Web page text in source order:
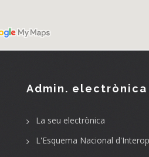
Admin. electrònica
La seu electrònica
L'Esquema Nacional